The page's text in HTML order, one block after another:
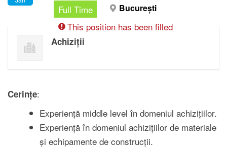
Full Time București
This position has been filled
Achiziții
Cerințe:
Experiență middle level în domeniul achizițiilor.
Experiență în domeniul achizițiilor de materiale
și echipamente de construcții.